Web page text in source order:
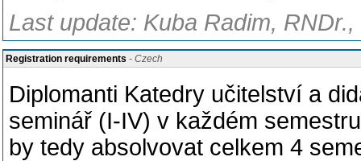
Last update: Kuba Radim,
Registration requirements - Czech
Diplomanti Katedry učitelství a
seminář (I-IV) v každém
by tedy absolvovat celkem 4